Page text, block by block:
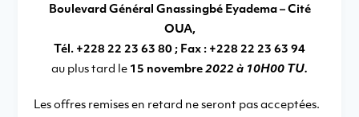
Boulevard Général Gnassingbé Eyadema – Cité
OUA,
Tél. +228 22 23 63 80 ; Fax : +228 22 23 63 94
au plus tard le 15 novembre 2022 à 10H00 TU.
Les offres remises en retard ne seront pas acceptées.